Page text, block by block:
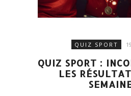
QUIZ SPORT
QUIZ SPORT :
LES